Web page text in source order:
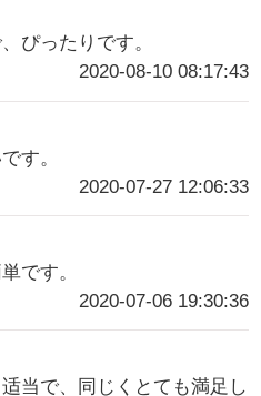
ぴったりです。
2020-08-10 08:17:43
す。
2020-07-27 12:06:33
です。
2020-07-06 19:30:36
当で、同じくとても満足し